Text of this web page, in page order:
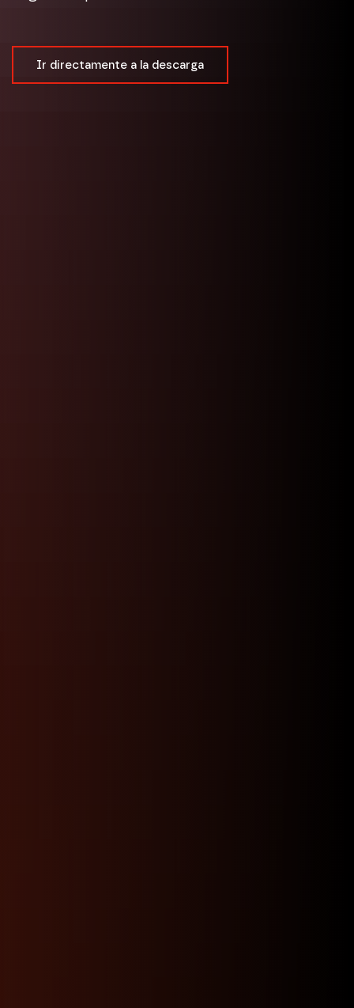
Ir directamente a la descarga